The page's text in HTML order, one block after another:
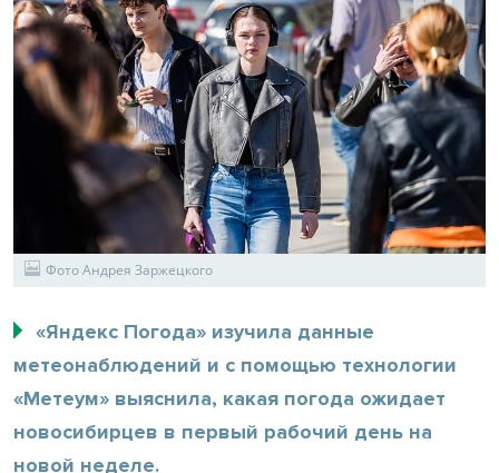
Фото Андрея Заржецкого
«Яндекс Погода» изучила данные
метеонаблюдений и с помощью технологии
«Метеум» выяснила, какая погода ожидает
новосибирцев в первый рабочий день на
новой неделе.